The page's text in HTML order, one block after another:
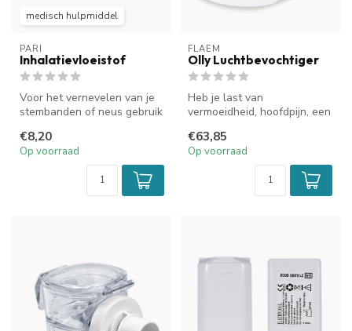
medisch hulpmiddel
PARI
Inhalatievloeistof
Voor het vernevelen van je
stembanden of neus gebruik
€8,20
Op voorraad
FLAEM
Olly Luchtbevochtiger
Heb je last van
vermoeidheid, hoofdpijn, een
luchtw...
€63,85
Op voorraad